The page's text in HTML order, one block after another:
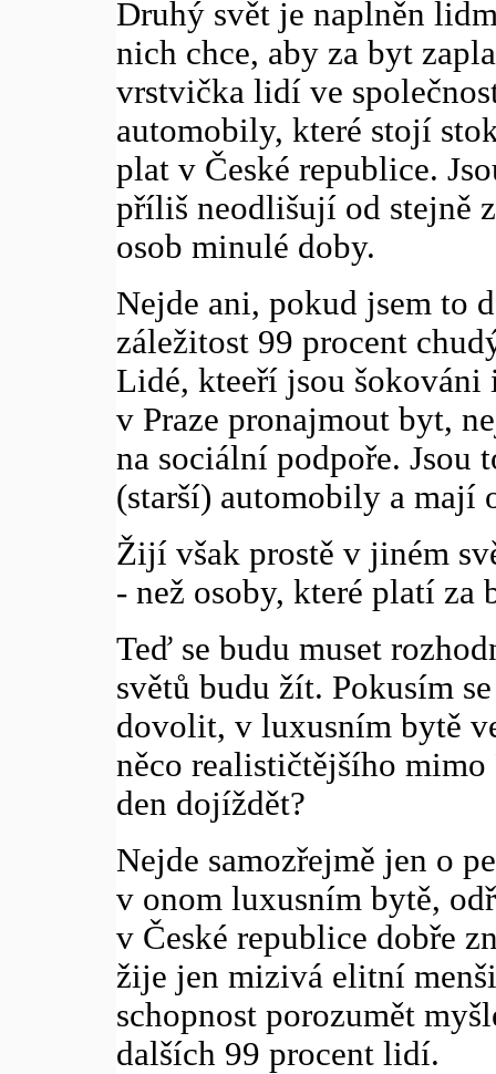
Druhý svět je naplněn
nich chce, aby za byt
vrstvička lidí ve
automobily, které stojí
plat v České republice.
příliš neodlišují od stejně
osob minulé doby.
Nejde ani, pokud jsem to
záležitost 99 procent
Lidé, kteeří jsou
v Praze pronajmout byt,
na sociální podpoře.
(starší) automobily a mají
Žijí však prostě v jiném
- než osoby, které platí za
Teď se budu muset
světů budu žít. Pokusím
dovolit, v luxusním bytě
něco realističtějšího
den dojíždět?
Nejde samozřejmě jen o
v onom luxusním bytě,
v České republice dobře
žije jen mizivá elitní
schopnost porozumět
dalších 99 procent lidí.